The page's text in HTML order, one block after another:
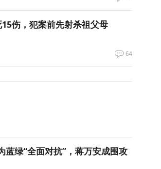
伤，犯案前先射杀祖父母
64
蓝绿“全面对抗”，蒋万安成围攻